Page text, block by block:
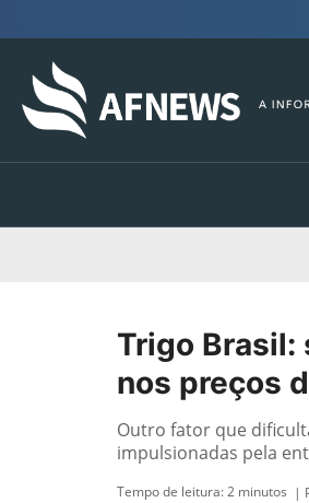
Trigo Brasil:
nos preços
Outro fator que
impulsionadas pela
Tempo de leitura:2 minutos |